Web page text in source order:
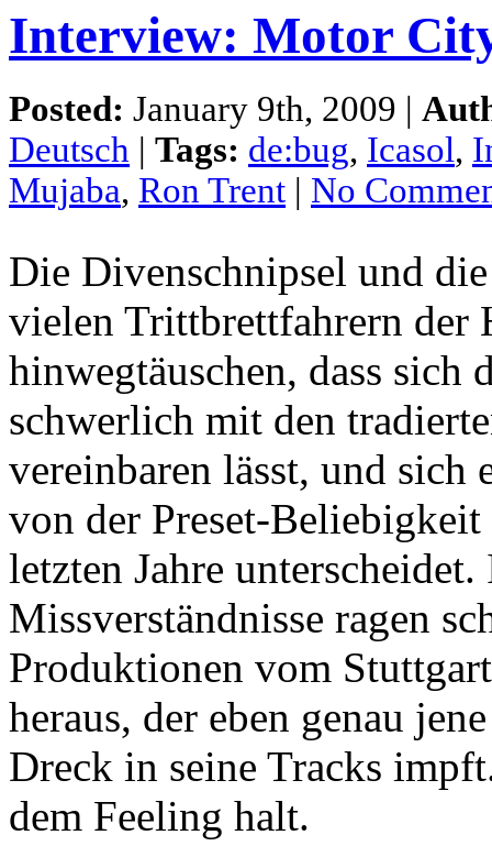
Interview: Motor
Posted: January 9th, 2009 |
Deutsch | Tags: de:bug, Icasol,
Mujaba, Ron Trent | No
Die Divenschnipsel und
vielen Trittbrettfahrern der
hinwegtäuschen, dass sich
schwerlich mit den
vereinbaren lässt, und sich
von der Preset-Beliebigkeit
letzten Jahre
Missverständnisse ragen
Produktionen vom
heraus, der eben genau
Dreck in seine Tracks
dem Feeling halt.